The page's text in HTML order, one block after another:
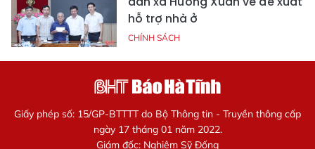
hỗ trợ nhà ở
CHÍNH SÁCH
Giấy phép số: 15/GP-BTTTT do Bộ Thông tin - Truyền thông cấp
ngày 17 tháng 01 năm 2022.
Giám đốc: Nghiêm Sỹ Đống